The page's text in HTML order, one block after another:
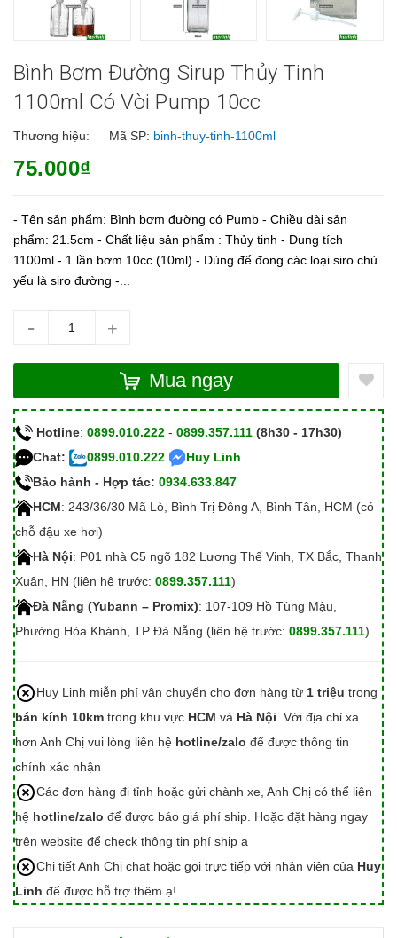
Bình Bơm Đường Sirup Thủy Tinh
1100ml Có Vòi Pump 10cc
Thương hiệu: Mã SP: binh-thuy-tinh-1100ml
75.000₫
- Tên sản phẩm: Bình bơm đường có Pumb - Chiều dài sản
phẩm: 21.5cm - Chất liệu sản phẩm : Thủy tinh - Dung tích
1100ml - 1 lần bơm 10cc (10ml) - Dùng để đong các loại siro chủ
yếu là siro đường -...
- +
Mua ngay
Hotline: 0899.010.222 - 0899.357.111 (8h30 - 17h30)
Chat:
0899.010.222
Huy Linh
Bảo hành - Hợp tác: 0934.633.847
HCM: 243/36/30 Mã Lò, Bình Trị Đông A, Bình Tân, HCM (có
chỗ đậu xe hơi)
Hà Nội: P01 nhà C5 ngõ 182 Lương Thế Vinh, TX Bắc, Thanh
Xuân, HN (liên hệ trước: 0899.357.111)
Đà Nẵng (Yubann – Promix): 107-109 Hồ Tùng Mậu,
Phường Hòa Khánh, TP Đà Nẵng (liên hệ trước: 0899.357.111)
Huy Linh miễn phí vận chuyển cho đơn hàng từ 1 triệu trong
bán kính 10km trong khu vực HCM và Hà Nội . Với địa chỉ xa
hơn Anh Chị vui lòng liên hệ hotline/zalo để được thông tin
chính xác nhận
Các đơn hàng đi tỉnh hoặc gửi chành xe, Anh Chị có thể liên
hệ hotline/zalo để được báo giá phí ship. Hoặc đặt hàng ngay
trên website để check thông tin phí ship ạ
Chi tiết Anh Chị chat hoặc gọi trực tiếp với nhân viên của Huy
Linh để được hỗ trợ thêm ạ!